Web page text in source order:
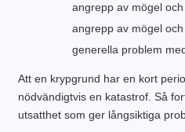
angrepp av mögel
angrepp av mögel
generella problem
Att en krypgrund har en kort
nödvändigtvis en katastrof. Så
utsatthet som ger långsiktiga